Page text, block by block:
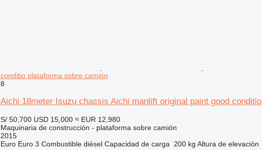
conditio plataforma sobre camión
8
Aichi 18meter Isuzu chassis Aichi manlift original paint good conditio
S/ 50,700 USD 15,000 ≈ EUR 12,980
Maquinaria de construcción - plataforma sobre camión
2015
Euro Euro 3 Combustible diésel Capacidad de carga 200 kg Altura de elevación